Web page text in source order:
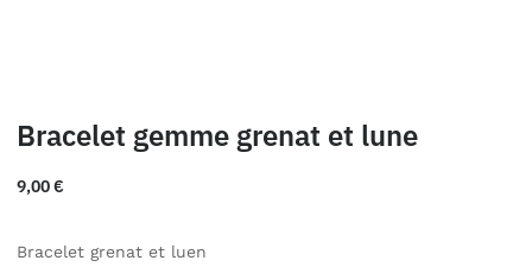
Bracelet gemme grenat et lune
9,00€
Bracelet grenat et luen